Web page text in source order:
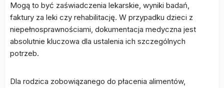
Mogą to być zaświadczenia lekarskie, wyniki badań,
faktury za leki czy rehabilitację. W przypadku dzieci z
niepełnosprawnościami, dokumentacja medyczna jest
absolutnie kluczowa dla ustalenia ich szczególnych
potrzeb.
Dla rodzica zobowiązanego do płacenia alimentów,